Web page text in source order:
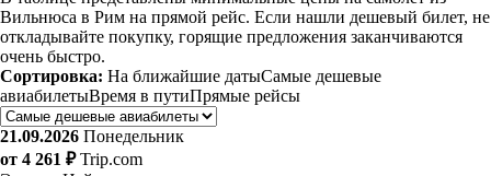
Вильнюса в Рим на прямой рейс. Если нашли дешевый билет, не
откладывайте покупку, горящие предложения заканчиваются
очень быстро.
Сортировка: На ближайшие датыСамые дешевые
авиабилетыВремя в путиПрямые рейсы
21.09.2026 Понедельник
от 4 261 ₽ Trip.com